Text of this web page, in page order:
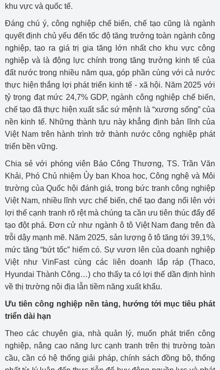
khu vực và quốc tế.
Đáng chú ý, công nghiệp chế biến, chế tạo cũng là ngành
quyết định chủ yếu đến tốc độ tăng trưởng toàn ngành công
nghiệp, tạo ra giá trị gia tăng lớn nhất cho khu vực công
nghiệp và là động lực chính trong tăng trưởng kinh tế của
đất nước trong nhiều năm qua, góp phần cùng với cả nước
thực hiện thắng lợi phát triển kinh tế - xã hội. Năm 2025 với
tỷ trọng đạt mức 24,7% GDP, ngành công nghiệp chế biến,
chế tạo đã thực hiện xuất sắc sứ mệnh là “xương sống” của
nền kinh tế. Những thành tựu này khẳng định bản lĩnh của
Việt Nam trên hành trình trở thành nước công nghiệp phát
triển bền vững.
Chia sẻ với phóng viên Báo Công Thương, TS. Trần Văn
Khải, Phó Chủ nhiệm Ủy ban Khoa học, Công nghệ và Môi
trường của Quốc hội đánh giá, trong bức tranh công nghiệp
Việt Nam, nhiều lĩnh vực chế biến, chế tạo đang nổi lên với
lợi thế cạnh tranh rõ rệt mà chúng ta cần ưu tiên thúc đẩy để
tạo đột phá. Đơn cử như ngành ô tô Việt Nam đang trên đà
trỗi dậy mạnh mẽ. Năm 2025, sản lượng ô tô tăng tới 39,1%,
mức tăng “bứt tốc” hiếm có. Sự vươn lên của doanh nghiệp
Việt như VinFast cùng các liên doanh lắp ráp (Thaco,
Hyundai Thành Công…) cho thấy ta có lợi thế dần định hình
về thị trường nội địa lẫn tiềm năng xuất khẩu.
Ưu tiên công nghiệp nền tảng, hướng tới mục tiêu phát
triển dài hạn
Theo các chuyên gia, nhà quản lý, muốn phát triển công
nghiệp, nâng cao năng lực cạnh tranh trên thị trường toàn
cầu, cần có hệ thống giải pháp, chính sách đồng bộ, thống